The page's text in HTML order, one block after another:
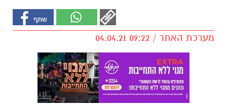
מערכת האתר / 09:22 04.04.21